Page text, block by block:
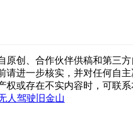
原创、合作伙伴供稿和第三
请进一步核实，并对任何自
或存在不实内容时，可联系
人驾驶 旧金山